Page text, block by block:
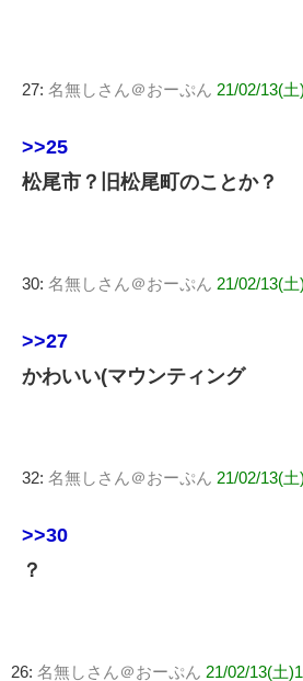
27: 名無しさん＠おーぷん 21/02/13(
>>25
松尾市？旧松尾町のことか？
30: 名無しさん＠おーぷん 21/02/13(
>>27
かわいい(マウンティング
32: 名無しさん＠おーぷん 21/02/13(
>>30
？
26: 名無しさん＠おーぷん 21/02/13(土